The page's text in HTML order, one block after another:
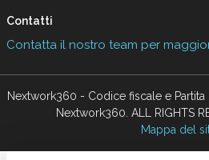
Contatti
Contatta il nostro team per
Nextwork360 - Codice fiscale e
Nextwork360. ALL RIGHTS
Mappa del